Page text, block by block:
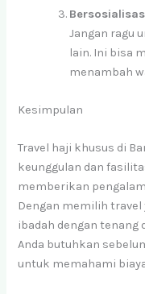
Jangan ragu
lain. Ini bisa
menambah
Kesimpulan
Travel haji khusus di
keunggulan dan
memberikan
Dengan memilih travel
ibadah dengan tenang
Anda butuhkan
untuk memahami